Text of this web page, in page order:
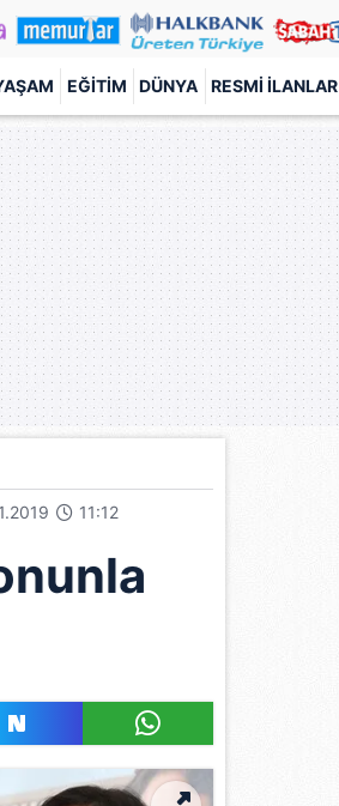
EĞITIM DÜNYA RESMI İLANLAR
11:12